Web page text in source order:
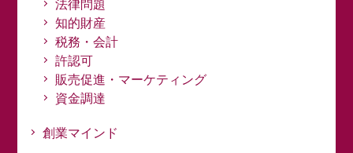
法律問題
知的財産
税務・会計
許認可
販売促進・マーケティング
資金調達
創業マインド